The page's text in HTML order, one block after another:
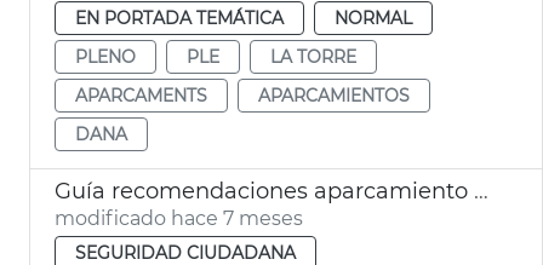
EN PORTADA TEMÁTICA
NORMAL
PLENO
PLE
LA TORRE
APARCAMENTS
APARCAMIENTOS
DANA
Guía recomendaciones aparcamiento vehículos eléctricos València
modificado hace 7 meses
SEGURIDAD CIUDADANA